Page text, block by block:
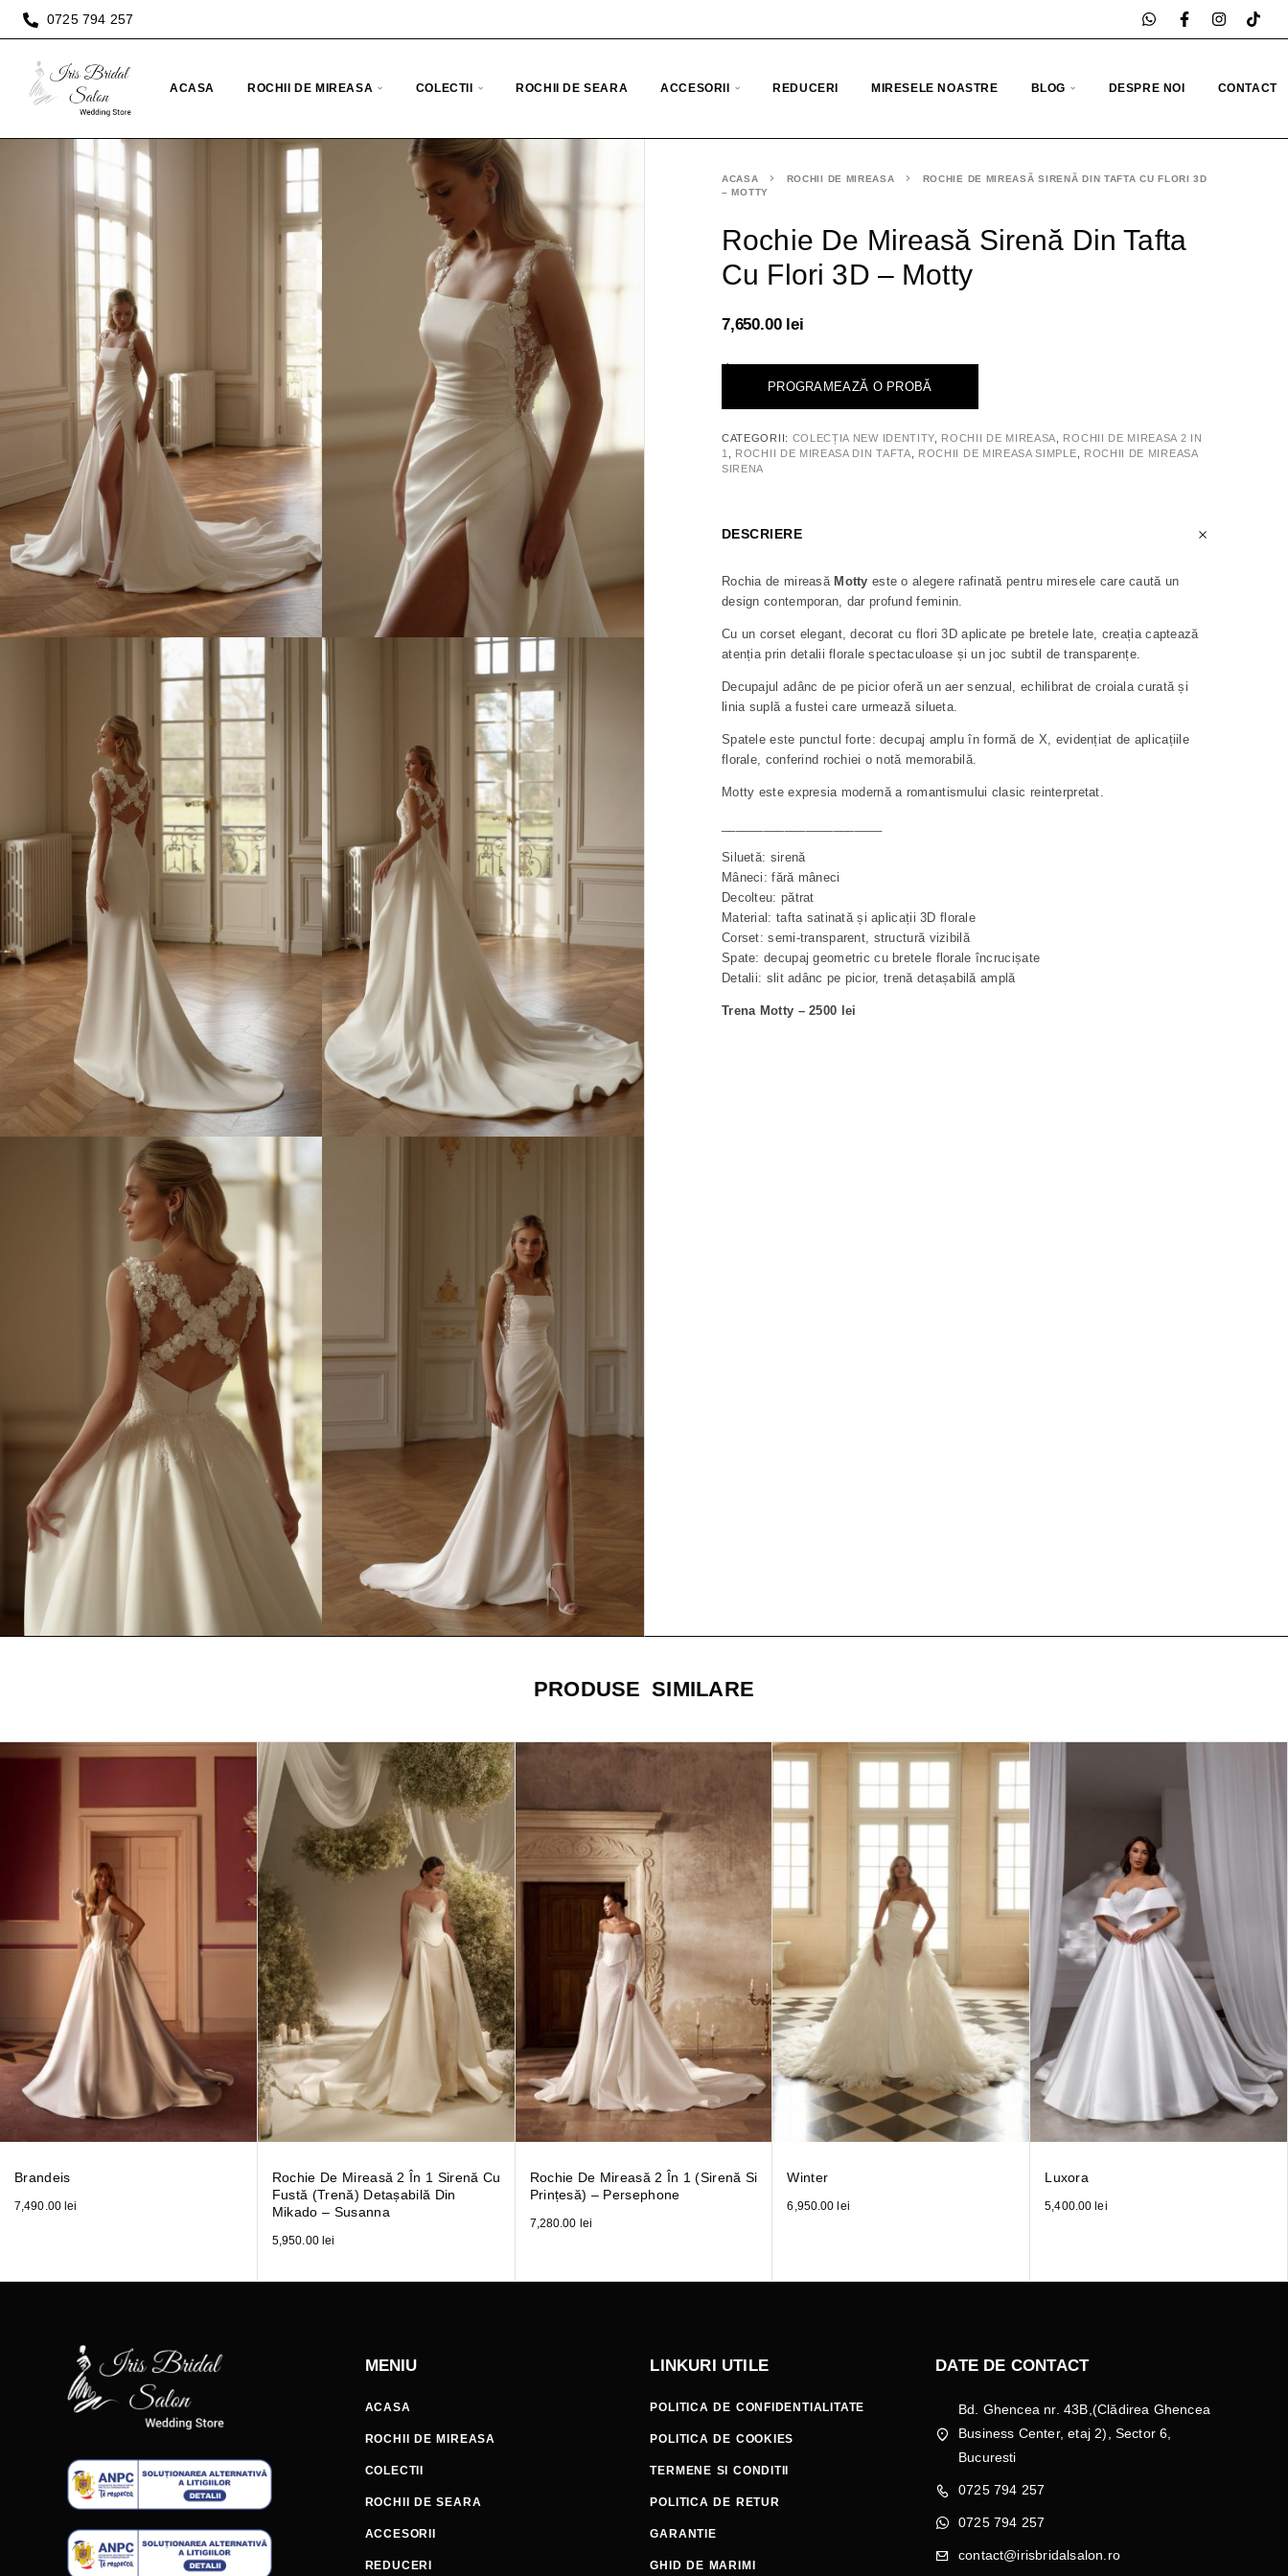
0725 794 257
ACASA ROCHII DE MIREASA COLECTII ROCHII DE SEARA ACCESORII REDUCERI MIRESELE NOASTRE BLOG DESPRE NOI CONTACT
ACASA ROCHII DE MIREASA
ROCHIE DE MIREASĂ SIRENĂ DIN TAFTA CU FLORI 3D
– MOTTY
Rochie De Mireasă Sirenă Din Tafta
Cu Flori 3D – Motty
7,650.00 lei
<
PROGRAMEAZĂ O PROBĂ
CATEGORII: COLECȚIA NEW IDENTITY ROCHII DE MIREASA
ROCHII DE MIREASA 2 IN
1
ROCHII DE MIREASA DIN TAFTA ROCHII DE MIREASA SIMPLE
ROCHII DE MIREASA
SIRENA
DESCRIERE
Rochia de mireasăMotty este o alegere rafinată pentru miresele care caută un
design contemporan, dar profund feminin.
Cu un corset elegant, decorat cu flori 3D aplicate pe bretele late, creația captează
atenția prin detalii florale spectaculoase și un joc subtil de transparențe.
Decupajul adânc de pe picior oferă un aer senzual, echilibrat de croiala curată și
linia suplă a fustei care urmează silueta.
Spatele este punctul forte: decupaj amplu în formă de X, evidențiat de aplicațiile
florale, conferind rochiei o notă memorabilă.
Motty este expresia modernă a romantismului clasic reinterpretat.
Siluetă: sirenă
Mâneci: fără mâneci
Decolteu: pătrat
Material: tafta satinată și aplicații 3D florale
Corset: semi-transparent, structură vizibilă
Spate: decupaj geometric cu bretele florale încrucișate
Detalii: slit adânc pe picior, trenă detașabilă amplă
Trena Motty – 2500 lei
PRODUSE SIMILARE
Brandeis
7,490.00lei
Rochie De Mireasă 2 În 1 Sirenă Cu
Fustă (trenă) Detașabilă Din
Mikado – Susanna
5,950.00 lei
Rochie De Mireasă 2 În 1 (sirenă Si
Prințesă) – Persephone
7,280.00 lei
Winter
6,950.00lei
Luxora
5,400.00lei
MENIU
ACASA
ROCHII DE MIREASA
COLECTII
ROCHII DE SEARA
ACCESORII
REDUCERI
LINKURI UTILE
POLITICA DE CONFIDENTIALITATE
POLITICA DE COOKIES
TERMENE SI CONDITII
POLITICA DE RETUR
GARANTIE
GHID DE MARIMI
DATE DE CONTACT
Bd. Ghencea nr. 43B,(Clădirea Ghencea
Business Center, etaj 2), Sector 6,
Bucuresti
0725 794 257
0725 794 257
contact@irisbridalsalon.ro